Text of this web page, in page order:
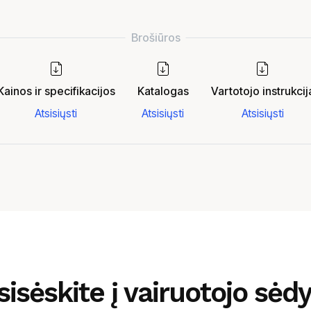
ir specifikacijos
Atsisiųsti
Katalogas
Atsisiųsti
Vartotojo
Atsisiųsti
į vairuotojo